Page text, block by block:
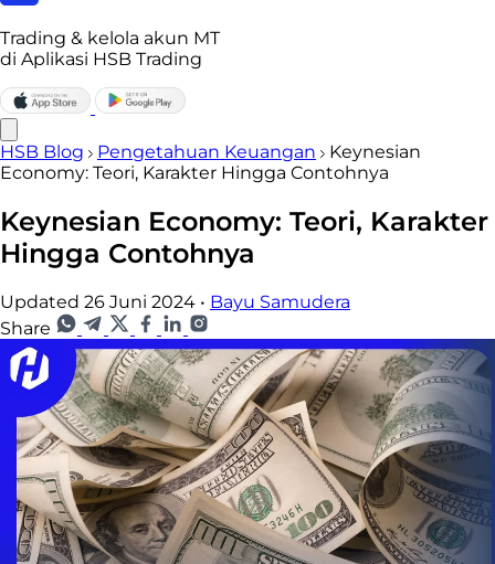
Trading & kelola akun MT
di Aplikasi HSB Trading
HSB Blog Pengetahuan Keuangan
Keynesian
Economy: Teori, Karakter Hingga Contohnya
Keynesian Economy: Teori, Karakter
Hingga Contohnya
Updated 26 Juni 2024 • Bayu Samudera
Share